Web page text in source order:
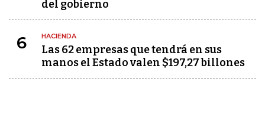
del gobierno
6 HACIENDA
Las 62 empresas que tendrá en sus
manos el Estado valen $197,27 billones